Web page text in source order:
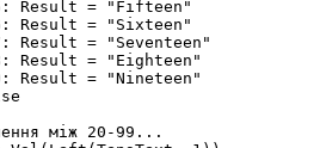
Result = "Fifteen"
Result = "Sixteen"
Result = "Seventeen"
Result = "Eighteen"
Result = "Nineteen"
між 20-99...